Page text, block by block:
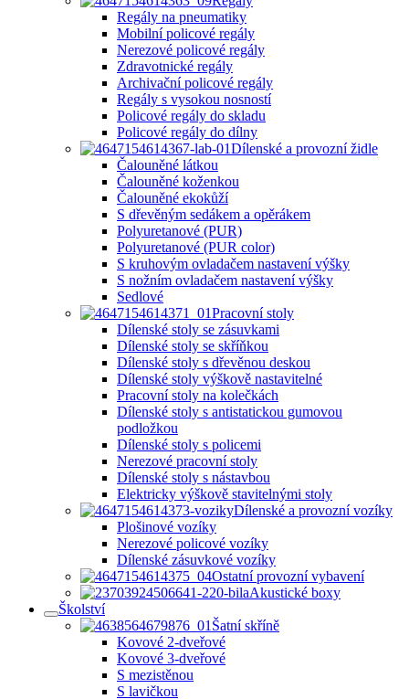
Regály na pneumatiky
Mobilní policové regály
Nerezové policové regály
Zdravotnické regály
Archivační policové regály
Regály s vysokou nosností
Policové regály do skladu
Policové regály do dílny
Dílenské a provozní židle
Čalouněné látkou
Čalouněné koženkou
Čalouněné ekokůží
S dřevěným sedákem a opěrákem
Polyuretanové (PUR)
Polyuretanové (PUR color)
S kruhovým ovladačem nastavení výšky
S nožním ovladačem nastavení výšky
Sedlové
Pracovní stoly
Dílenské stoly se zásuvkami
Dílenské stoly se skříňkou
Dílenské stoly s dřevěnou deskou
Dílenské stoly výškově nastavitelné
Pracovní stoly na kolečkách
Dílenské stoly s antistatickou gumovou
podložkou
Dílenské stoly s policemi
Nerezové pracovní stoly
Dílenské stoly s nástavbou
Elektricky výškově stavitelnými stoly
Dílenské a provozní vozíky
Plošinové vozíky
Nerezové policové vozíky
Dílenské zásuvkové vozíky
Ostatní provozní vybavení
Akustické boxy
Školství
Šatní skříně
Kovové 2-dveřové
Kovové 3-dveřové
S mezistěnou
S lavičkou